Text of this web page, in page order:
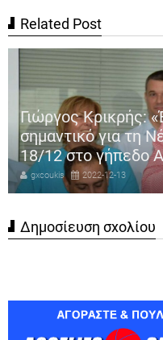
Related Post
Γιώργος Κρικρής:
σημαντικό για τη
18/12 στο γήπεδο
gxcoukis 2022-12-13
Δημοσίευση σχολίου